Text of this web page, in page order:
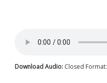
Download Audio: Closed Format: